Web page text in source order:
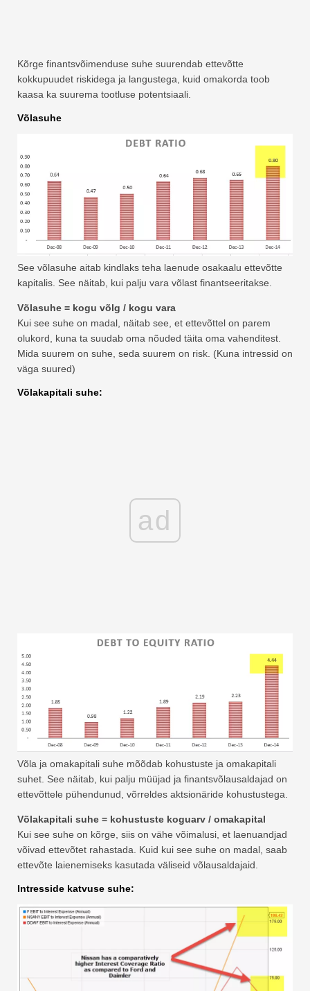
Kõrge finantsvõimenduse suhe suurendab ettevõtte
kokkupuudet riskidega ja langustega, kuid omakorda toob
kaasa ka suurema tootluse potentsiaali.
Võlasuhe
See võlasuhe aitab kindlaks teha laenude osakaalu ettevõtte
kapitalis. See näitab, kui palju vara võlast finantseeritakse.
Võlasuhe = kogu võlg / kogu vara
Kui see suhe on madal, näitab see, et ettevõttel on parem
olukord, kuna ta suudab oma nõuded täita oma vahenditest.
Mida suurem on suhe, seda suurem on risk. (Kuna intressid on
väga suured)
Võlakapitali suhe:
ad
Võla ja omakapitali suhe mõõdab kohustuste ja omakapitali
suhet. See näitab, kui palju müüjad ja finantsvõlausaldajad on
ettevõttele pühendunud, võrreldes aktsionäride kohustustega.
Võlakapitali suhe = kohustuste koguarv / omakapital
Kui see suhe on kõrge, siis on vähe võimalusi, et laenuandjad
võivad ettevõtet rahastada. Kuid kui see suhe on madal, saab
ettevõte laienemiseks kasutada väliseid võlausaldajaid.
Intresside katvuse suhe: